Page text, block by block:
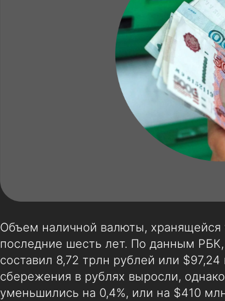
Объем наличной валюты, хранящейся
последние шесть лет. По данным РБК,
составил 8,72 трлн рублей или
сбережения в рублях выросли,
уменьшились на 0,4%, или на $410